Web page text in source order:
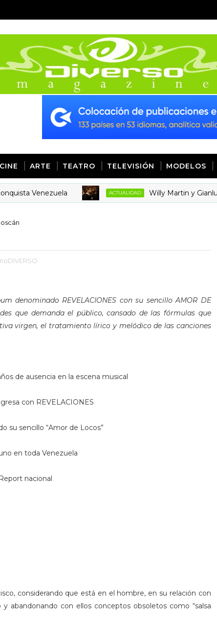
CINE ARTE TEATRO TELEVISIÓN MODELOS
Venezuela ACTUALIDAD Willy Martin y Gianluca
denominado REVELACIONES con su sencillo AMOR DE
que demanda el público, cansado de las fórmulas que
virgen, el tratamiento lírico y melódico de las canciones
de ausencia en la escena musical
con REVELACIONES
su sencillo “Amor de Locos”
en toda Venezuela
nacional
considerando que está en el hombre, en su relación con
abandonando con ellos conceptos obsoletos como “salsa